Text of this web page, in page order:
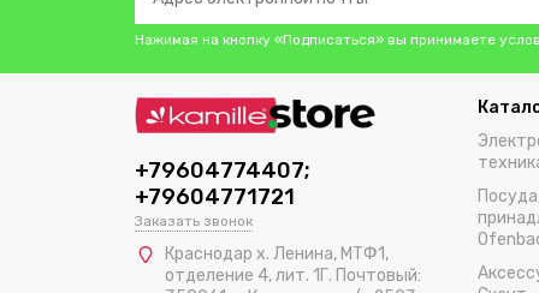
Нажимая на кнопку «Подписаться» вы принимаете
+79604774407;
+79604771721
Заказать звонок
Краснодар х. Ленина, МТФ1,
отделение 4, лит. 1Г. Почтовый: